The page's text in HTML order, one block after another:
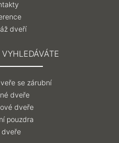
dveří
se zárubní
dveře
dveře
pouzdra
dveře